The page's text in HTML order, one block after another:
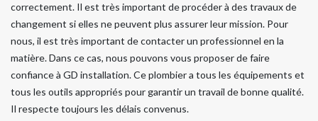
correctement. Il est très important de procéder à des travaux de
changement si elles ne peuvent plus assurer leur mission. Pour
nous, il est très important de contacter un professionnel en la
matière. Dans ce cas, nous pouvons vous proposer de faire
confiance à GD installation. Ce plombier a tous les équipements et
tous les outils appropriés pour garantir un travail de bonne qualité.
Il respecte toujours les délais convenus.